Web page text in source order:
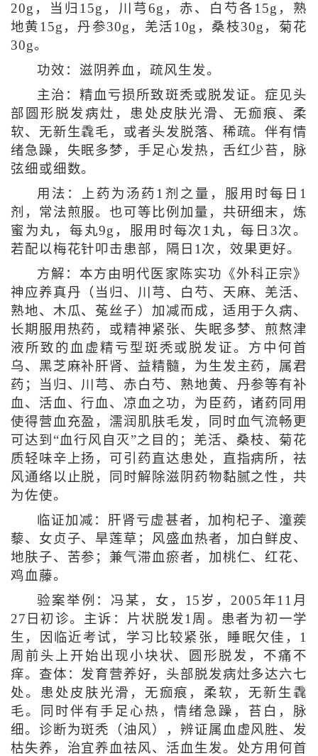
20g，当归15g，川芎6g，赤、白芍各15g，熟
地黄15g，丹参30g，羌活10g，桑枝30g，菊花
30g。
功效：滋阴养血，疏风生发。
主治：精血亏损所致斑秃或脱发证。症见头
部圆形脱发病灶，患处皮肤光滑、无痂痕、柔
软、无新生毳毛，或者头发脱落、稀疏。伴有情
绪急躁，失眠多梦，手足心发热，舌红少苔，脉
弦细或细数。
用法：上药为汤药1剂之量，服用时每日1
剂，常法煎服。也可等比例加量，共研细末，炼
蜜为丸，每丸9g，服用时每次1丸，每日3次。
若配以梅花针叩击患部，隔日1次，效果更好。
方解：本方由明代医家陈实功《外科正宗》
神应养真丹（当归、川芎、白芍、天麻、羌活、
熟地、木瓜、菟丝子）加减而成，适用于久病、
长期服用热药，或精神紧张、失眠多梦、煎熬津
液所致的血虚精亏型斑秃或脱发证。方中何首
乌、黑芝麻补肝肾、益精髓，为生发主药，属君
药；当归、川芎、赤白芍、熟地黄、丹参等有补
血、活血、行血、凉血之功，为臣药，诸药同用
使得营血充盈，濡润肌肤毛发，同时血气流畅更
可达到“血行风自灭”之目的；羌活、桑枝、菊花
质轻味辛上扬，可引药直达患处，直指病所，祛
风通络以止脱，同时解除滋阴药物黏腻之性，共
为佐使。
临证加减：肝肾亏虚甚者，加枸杞子、潼蒺
藜、女贞子、旱莲草；风盛血热者，加白鲜皮、
地肤子、苦参；兼气滞血瘀者，加桃仁、红花、
鸡血藤。
验案举例：冯某，女，15岁，2005年11月
27日初诊。主诉：片状脱发1周。患者为初一学
生，因临近考试，学习比较紧张，睡眠欠佳，1
周前头上开始出现小块状、圆形脱发，不痛不
痒。查体：发育营养好，头部脱发病灶多达六七
处。患处皮肤光滑，无痂痕，柔软，无新生毳
毛。同时伴有手足心热，情绪急躁，苔白，脉
细。诊断为斑秃（油风），辨证属血虚风胜、发
枯失养，治宜养血祛风、活血生发。处方用何首